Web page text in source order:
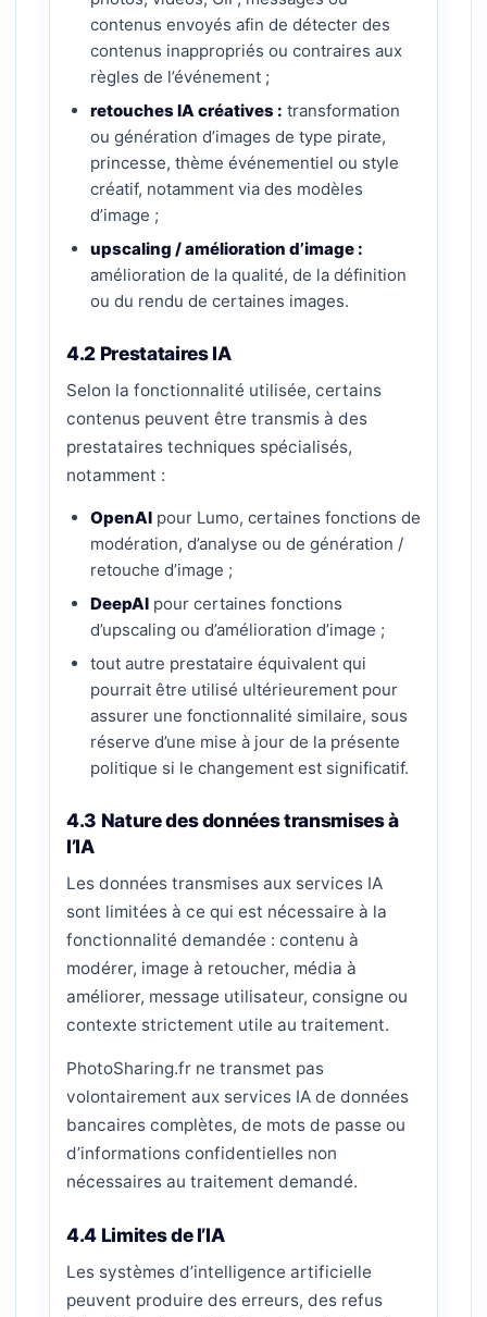
contenus envoyés afin de détecter des
contenus inappropriés ou contraires aux
règles de l’événement ;
retouches IA créatives : transformation
ou génération d’images de type pirate,
princesse, thème événementiel ou style
créatif, notamment via des modèles
d’image ;
upscaling / amélioration d’image :
amélioration de la qualité, de la définition
ou du rendu de certaines images.
4.2 Prestataires IA
Selon la fonctionnalité utilisée, certains
contenus peuvent être transmis à des
prestataires techniques spécialisés,
notamment :
OpenAI pour Lumo, certaines fonctions de
modération, d’analyse ou de génération /
retouche d’image ;
DeepAI pour certaines fonctions
d’upscaling ou d’amélioration d’image ;
tout autre prestataire équivalent qui
pourrait être utilisé ultérieurement pour
assurer une fonctionnalité similaire, sous
réserve d’une mise à jour de la présente
politique si le changement est significatif.
4.3 Nature des données transmises à
l’IA
Les données transmises aux services IA
sont limitées à ce qui est nécessaire à la
fonctionnalité demandée : contenu à
modérer, image à retoucher, média à
améliorer, message utilisateur, consigne ou
contexte strictement utile au traitement.
PhotoSharing.fr ne transmet pas
volontairement aux services IA de données
bancaires complètes, de mots de passe ou
d’informations confidentielles non
nécessaires au traitement demandé.
4.4 Limites de l’IA
Les systèmes d’intelligence artificielle
peuvent produire des erreurs, des refus